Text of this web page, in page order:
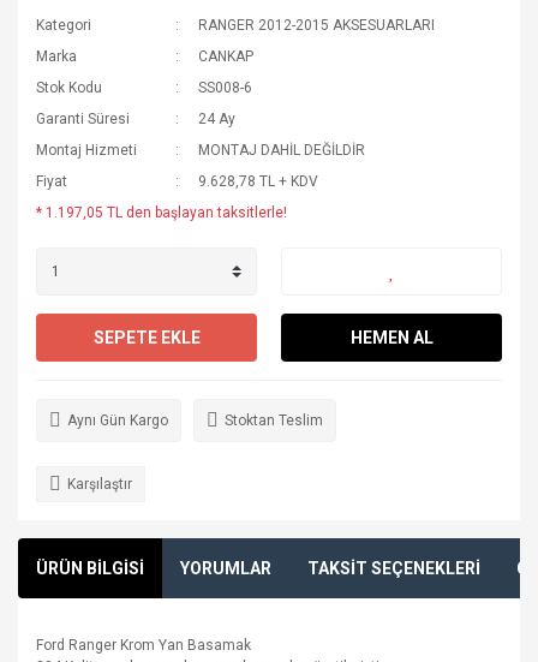
Kategori
RANGER 2012-2015 AKSESUARLARI
Marka
CANKAP
Stok Kodu
SS008-6
Garanti Süresi
24 Ay
Montaj Hizmeti
MONTAJ DAHİL DEĞİLDİR
Fiyat
9.628,78 TL + KDV
* 1.197,05 TL den başlayan taksitlerle!
SEPETE EKLE HEMEN AL
Aynı Gün Kargo Stoktan Teslim
Karşılaştır
ÜRÜN BİLGİSİ YORUMLAR TAKSİT SEÇENEKLERİ
Ford Ranger Krom Yan Basamak